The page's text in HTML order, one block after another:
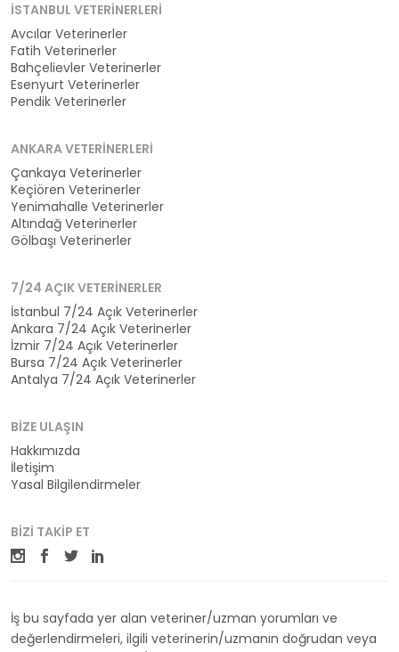
İSTANBUL VETERINERLERI
Avcılar Veterinerler
Fatih Veterinerler
Bahçelievler Veterinerler
Esenyurt Veterinerler
Pendik Veterinerler
ANKARA VETERINERLERI
Çankaya Veterinerler
Keçiören Veterinerler
Yenimahalle Veterinerler
Altındağ Veterinerler
Gölbaşı Veterinerler
7/24 AÇIK VETERINERLER
İstanbul 7/24 Açık Veterinerler
Ankara 7/24 Açık Veterinerler
İzmir 7/24 Açık Veterinerler
Bursa 7/24 Açık Veterinerler
Antalya 7/24 Açık Veterinerler
BIZE ULAŞIN
Hakkımızda
İletişim
Yasal Bilgilendirmeler
BIZI TAKIP ET
İş bu sayfada yer alan veteriner/uzman yorumları ve
değerlendirmeleri, ilgili veterinerin/uzmanın doğrudan veya